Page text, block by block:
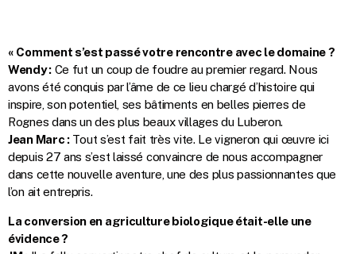
« Comment s’est passé votre rencontre avec le domaine ?
Wendy :Ce fut un coup de foudre au premier regard. Nous
avons été conquis par l’âme de ce lieu chargé d’histoire qui
inspire, son potentiel, ses bâtiments en belles pierres de
Rognes dans un des plus beaux villages du Luberon.
Jean Marc :Tout s’est fait très vite. Le vigneron qui œuvre ici
depuis 27 ans s’est laissé convaincre de nous accompagner
dans cette nouvelle aventure, une des plus passionnantes que
l’on ait entrepris.
La conversion en agriculture biologique était-elle une
évidence ?